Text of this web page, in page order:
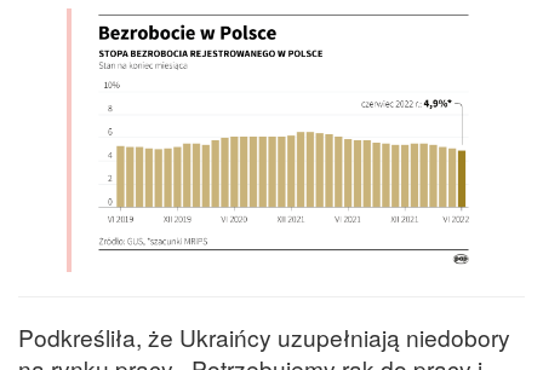
Podkreśliła, że Ukraińcy uzupełniają niedobory